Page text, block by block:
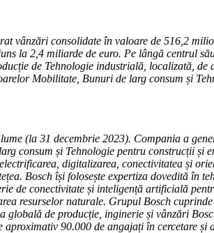
vânzări consolidate în valoare de 516,2
la 2,4 miliarde de euro. Pe lângă centrul
de Tehnologie industrială, localizată, de
Mobilitate, Bunuri de larg consum și
(la 31 decembrie 2023). Compania a
consum și Tehnologie pentru construcții și
digitalizarea, conectivitatea și
Bosch își folosește expertiza dovedită în
de conectivitate și inteligență artificială
resurselor naturale. Grupul Bosch
de producție, inginerie și vânzări
90.000 de angajați în cercetare și